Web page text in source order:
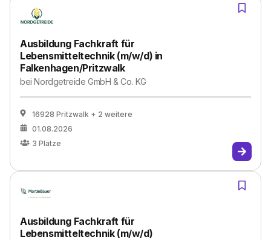
Ausbildung Fachkraft für
Lebensmitteltechnik (m/w/d) in
Falkenhagen/Pritzwalk
beiNordgetreide GmbH & Co. KG
16928 Pritzwalk + 2 weitere
01.08.2026
3 Plätze
Ausbildung Fachkraft für
Lebensmitteltechnik (m/w/d)